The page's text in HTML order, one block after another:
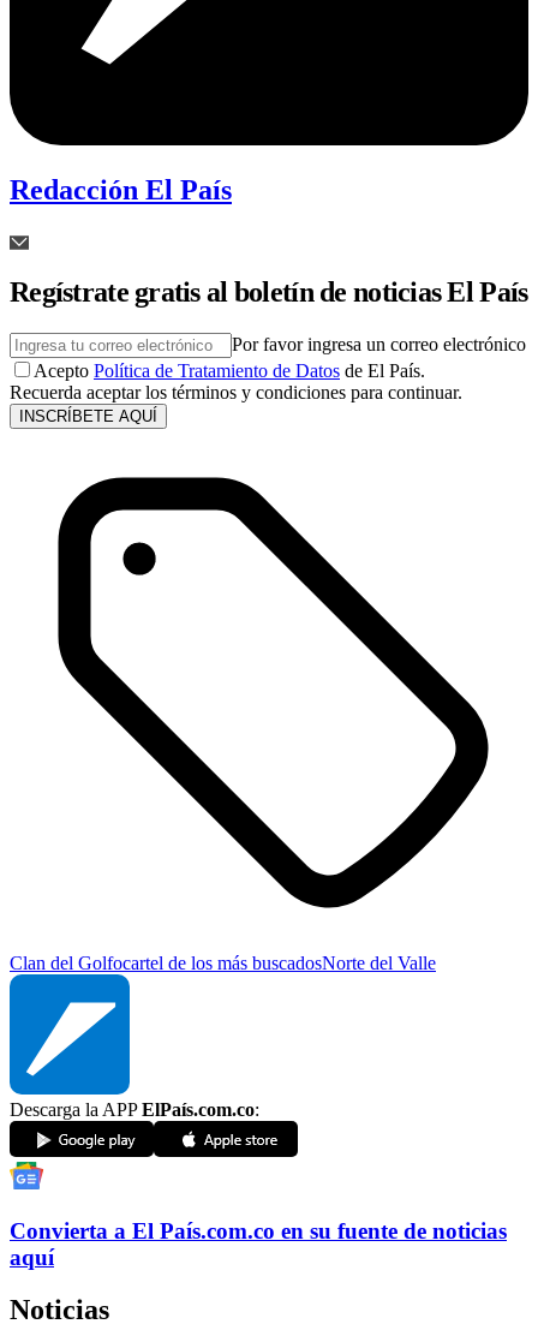
Redacción El País
Regístrate gratis al boletín de noticias El País
Por favor ingresa un correo electrónico
Acepto Política de Tratamiento de Datos de El País.
Recuerda aceptar los términos y condiciones para continuar.
INSCRÍBETE AQUÍ
Clan del Golfocartel de los más buscadosNorte del Valle
Descarga la APPElPaís.com.co:
Convierta a El País.com.co en su fuente de noticias
aquí
Noticias